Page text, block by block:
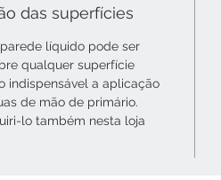
das superfícies
líquido pode ser
qualquer superfície
indispensável a aplicação
de mão de primário.
lo também nesta loja